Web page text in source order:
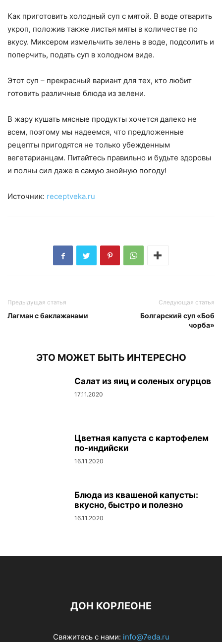
Как приготовить холодный суп с мятой. В воде отварить
укроп, положив также листья мяты в количестве по
вкусу. Миксером измельчить зелень в воде, подсолить и
поперчить, подать суп в холодном виде.
Этот суп – прекрасный вариант для тех, кто любит
готовить различные блюда из зелени.
В жару кушать мясные продукты хочется далеко не
всем, поэтому мы надеемся, что предложенные
рецепты пригодятся не только убежденным
вегетарианцам. Питайтесь правильно и будьте здоровы
и полны сил даже в самую знойную погоду!
Источник: receptveka.ru
Предыдущая статья
Лагман с баклажанами
Следующая статья
Болгарский суп «Боб
чорба»
ЭТО МОЖЕТ БЫТЬ ИНТЕРЕСНО
Салат из яиц и соленых огурцов
17.11.2020
Цветная капуста с картофелем
по-индийски
16.11.2020
Блюда из квашеной капусты:
вкусно, быстро и полезно
16.11.2020
ДОН КОРЛЕОНЕ
Свяжитесь с нами: info@7eda.ru